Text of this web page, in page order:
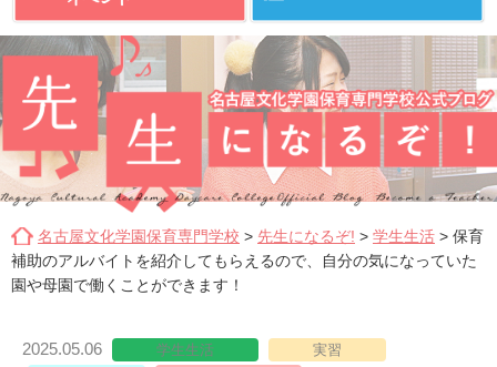
名古屋文化学園保育専門学校 > 先生になるぞ! > 学生生活 > 保育
補助のアルバイトを紹介してもらえるので、自分の気になっていた
園や母園で働くことができます！
2025.05.06 学生生活
実習